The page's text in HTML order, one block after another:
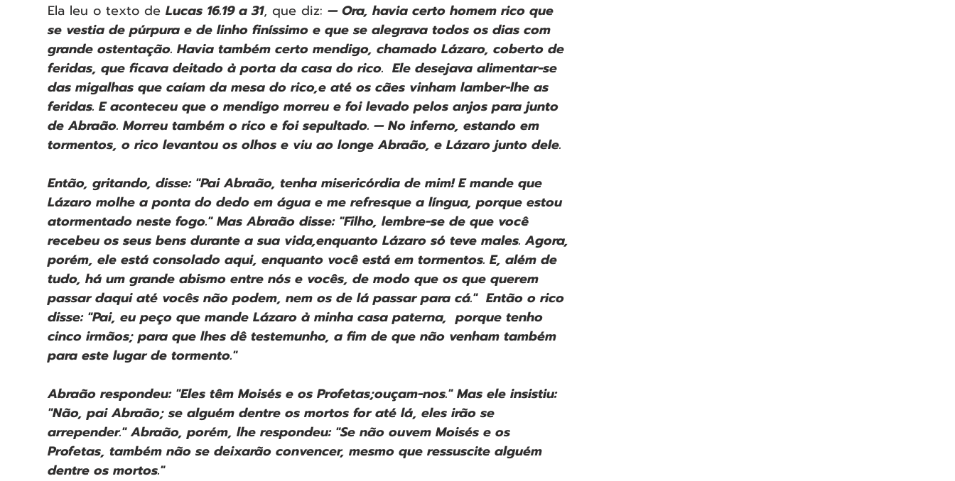
Ela leu o texto de Lucas 16.19 a 31, que diz: — Ora, havia certo homem rico que
se vestia de púrpura e de linho finíssimo e que se alegrava todos os dias com
grande ostentação. Havia também certo mendigo, chamado Lázaro, coberto de
feridas, que ficava deitado à porta da casa do rico.  Ele desejava alimentar-se
das migalhas que caíam da mesa do rico,e até os cães vinham lamber-lhe as
feridas. E aconteceu que o mendigo morreu e foi levado pelos anjos para junto
de Abraão. Morreu também o rico e foi sepultado. — No inferno, estando em
tormentos, o rico levantou os olhos e viu ao longe Abraão, e Lázaro junto dele.
Então, gritando, disse: "Pai Abraão, tenha misericórdia de mim! E mande que
Lázaro molhe a ponta do dedo em água e me refresque a língua, porque estou
atormentado neste fogo." Mas Abraão disse: "Filho, lembre-se de que você
recebeu os seus bens durante a sua vida,enquanto Lázaro só teve males. Agora,
porém, ele está consolado aqui, enquanto você está em tormentos. E, além de
tudo, há um grande abismo entre nós e vocês, de modo que os que querem
passar daqui até vocês não podem, nem os de lá passar para cá."  Então o rico
disse: "Pai, eu peço que mande Lázaro à minha casa paterna,  porque tenho
cinco irmãos; para que lhes dê testemunho, a fim de que não venham também
para este lugar de tormento."
Abraão respondeu: "Eles têm Moisés e os Profetas;ouçam-nos." Mas ele insistiu:
"Não, pai Abraão; se alguém dentre os mortos for até lá, eles irão se
arrepender." Abraão, porém, lhe respondeu: "Se não ouvem Moisés e os
Profetas, também não se deixarão convencer, mesmo que ressuscite alguém
dentre os mortos."